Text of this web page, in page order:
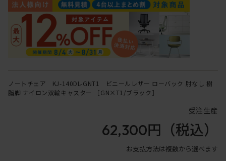
ノートチェア KJ-140DL-GNT1 ビニールレザー ローバック 肘なし 樹
脂脚 ナイロン双輪キャスター ［GN×T1/ブラック］
受注生産
62,300円 （税込）
お支払方法は複数から選べます